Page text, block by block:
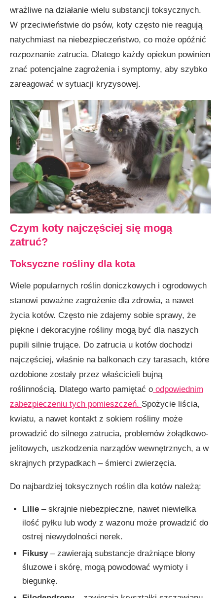
wrażliwe na działanie wielu substancji toksycznych.
W przeciwieństwie do psów, koty często nie reagują
natychmiast na niebezpieczeństwo, co może opóźnić
rozpoznanie zatrucia. Dlatego każdy opiekun powinien
znać potencjalne zagrożenia i symptomy, aby szybko
zareagować w sytuacji kryzysowej.
Czym koty najczęściej się mogą
zatruć?
Toksyczne rośliny dla kota
Wiele popularnych roślin doniczkowych i ogrodowych
stanowi poważne zagrożenie dla zdrowia, a nawet
życia kotów. Często nie zdajemy sobie sprawy, że
piękne i dekoracyjne rośliny mogą być dla naszych
pupili silnie trujące. Do zatrucia u kotów dochodzi
najczęściej, właśnie na balkonach czy tarasach, które
ozdobione zostały przez właścicieli bujną
roślinnością. Dlatego warto pamiętać o odpowiednim
zabezpieczeniu tych pomieszczeń. Spożycie liścia,
kwiatu, a nawet kontakt z sokiem rośliny może
prowadzić do silnego zatrucia, problemów żołądkowo-
jelitowych, uszkodzenia narządów wewnętrznych, a w
skrajnych przypadkach – śmierci zwierzęcia.
Do najbardziej toksycznych roślin dla kotów należą:
Lilie – skrajnie niebezpieczne, nawet niewielka
ilość pyłku lub wody z wazonu może prowadzić do
ostrej niewydolności nerek.
Fikusy – zawierają substancje drażniące błony
śluzowe i skórę, mogą powodować wymioty i
biegunkę.